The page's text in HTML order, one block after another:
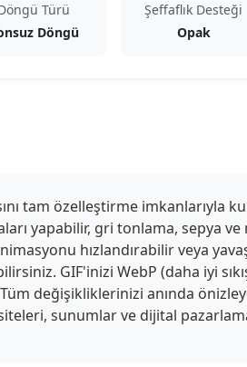
Türü
Döngü
Şeffaflık Desteği
Opak
tam özelleştirme imkanlarıyla
yapabilir, gri tonlama, sepya
hızlandırabilir veya
GIF'inizi WebP (daha iyi
değişikliklerinizi anında
sunumlar ve dijital